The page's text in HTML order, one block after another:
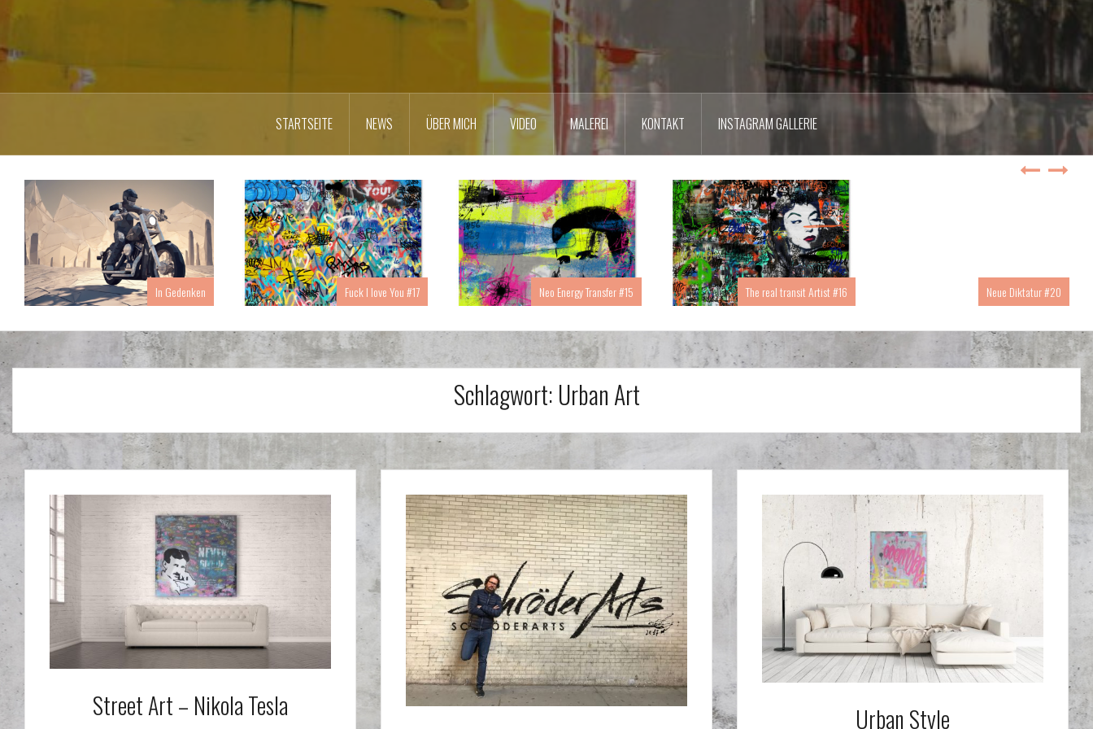
STARTSEITE NEWS ÜBER MICH VIDEO MALEREI KONTAKT INSTAGRAM GALLERIE
In Gedenken Fuck I love You #17 Neo Energy Transfer #15 The real transit Artist #16 Neue Diktatur #20
Schlagwort: Urban Art
Street Art – Nikola Tesla
Urban Style